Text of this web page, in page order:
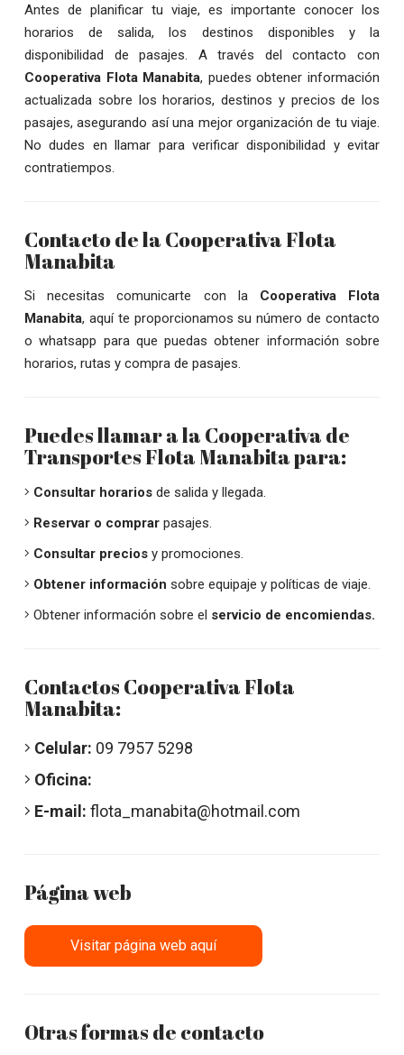
Antes de planificar tu viaje, es importante conocer los
horarios de salida, los destinos disponibles y la
disponibilidad de pasajes. A través del contacto con
Cooperativa Flota Manabita, puedes obtener información
actualizada sobre los horarios, destinos y precios de los
pasajes, asegurando así una mejor organización de tu viaje.
No dudes en llamar para verificar disponibilidad y evitar
contratiempos.
Contacto de la Cooperativa Flota
Manabita
Si necesitas comunicarte con la Cooperativa Flota
Manabita, aquí te proporcionamos su número de contacto
o whatsapp para que puedas obtener información sobre
horarios, rutas y compra de pasajes.
Puedes llamar a la Cooperativa de
Transportes Flota Manabita para:
Consultar horarios de salida y llegada.
Reservar o comprar pasajes.
Consultar precios y promociones.
Obtener información sobre equipaje y políticas de viaje.
Obtener información sobre el servicio de encomiendas.
Contactos Cooperativa Flota
Manabita:
Celular: 09 7957 5298
Oficina:
E-mail: flota_manabita@hotmail.com
Página web
Visitar página web aquí
Otras formas de contacto